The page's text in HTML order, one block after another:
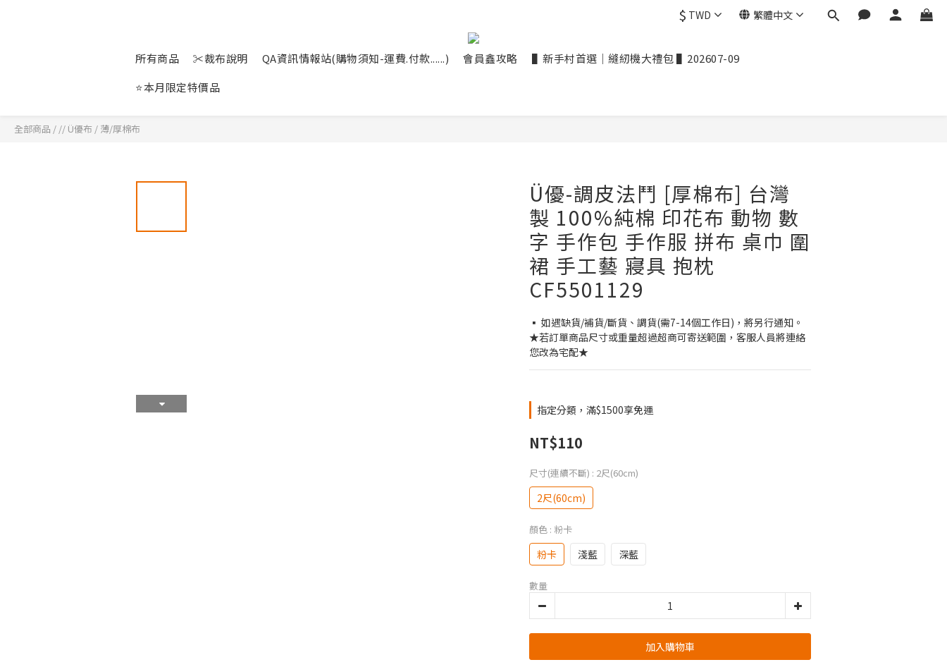
$ TWD 繁體中文
所有商品 ✂裁布說明 QA資訊情報站(購物須知-運費.付款......) 會員鑫攻略
▌新手村首選｜縫紉機大禮包 ▌202607-09
⭐本月限定特價品
全部商品 / // Ü優布 / 薄/厚棉布
Ü優-調皮法鬥 [厚棉布] 台灣
製 100%純棉 印花布 動物 數
字 手作包 手作服 拼布 桌巾 圍
裙 手工藝 寢具 抱枕
CF5501129
▪ 如遇缺貨/補貨/斷貨、調貨(需7-14個工作日)，將另行通知。
★若訂單商品尺寸或重量超過超商可寄送範圍，客服人員將連絡
您改為宅配★
指定分類，滿$1500享免運
NT$110
尺寸(連續不斷) : 2尺(60cm)
2尺(60cm)
顏色 : 粉卡
粉卡 淺藍 深藍
數量
加入購物車